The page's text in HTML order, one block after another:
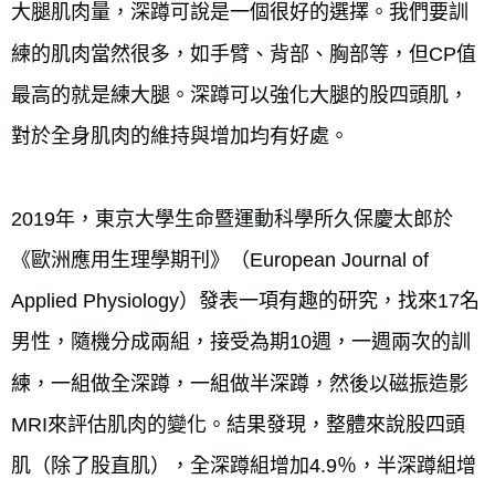
大腿肌肉量，深蹲可說是一個很好的選擇。我們要訓
練的肌肉當然很多，如手臂、背部、胸部等，但CP值
最高的就是練大腿。深蹲可以強化大腿的股四頭肌，
對於全身肌肉的維持與增加均有好處。
2019年，東京大學生命暨運動科學所久保慶太郎於
《歐洲應用生理學期刊》（European Journal of
Applied Physiology）發表一項有趣的研究，找來17名
男性，隨機分成兩組，接受為期10週，一週兩次的訓
練，一組做全深蹲，一組做半深蹲，然後以磁振造影
MRI來評估肌肉的變化。結果發現，整體來說股四頭
肌（除了股直肌），全深蹲組增加4.9％，半深蹲組增